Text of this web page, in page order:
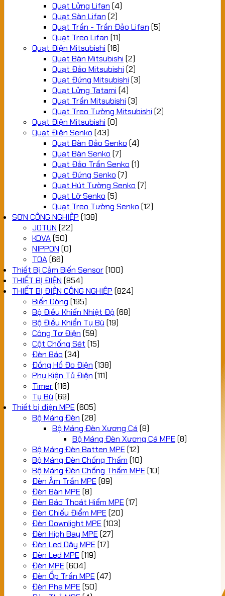
Quạt Lửng Lifan (4)
Quạt Sàn Lifan (2)
Quạt Trần - Trần Đảo Lifan (5)
Quạt Treo Lifan (11)
Quạt Điện Mitsubishi (16)
Quạt Bàn Mitsubishi (2)
Quạt Đảo Mitsubishi (2)
Quạt Đứng Mitsubishi (3)
Quạt Lửng Tatami (4)
Quạt Trần Mitsubishi (3)
Quạt Treo Tường Mitsubishi (2)
Quạt Điện Mitsubishi (0)
Quạt Điện Senko (43)
Quạt Bàn Đảo Senko (4)
Quạt Bàn Senko (7)
Quạt Đảo Trần Senko (1)
Quạt Đứng Senko (7)
Quạt Hút Tường Senko (7)
Quạt Lỡ Senko (5)
Quạt Treo Tường Senko (12)
SƠN CÔNG NGHIỆP (138)
JOTUN (22)
KOVA(50)
NIPPON (0)
TOA(66)
Thiết Bị Cảm Biến Sensor(100)
THIẾT BỊ ĐIỆN (854)
THIẾT BỊ ĐIỆN CÔNG NGHIỆP (824)
Biến Dòng (195)
Bộ Điều Khiển Nhiệt Độ (68)
Bộ Điều Khiển Tụ Bù (19)
Công Tơ Điện (59)
Cột Chống Sét (15)
Đèn Báo (34)
Đồng Hồ Đo Điện (138)
Phụ Kiện Tủ Điện (111)
Timer(116)
Tụ Bù (69)
Thiết bị điện MPE (605)
Bộ Máng Đèn (28)
Bộ Máng Đèn Xương Cá (8)
Bộ Máng Đèn Xương Cá MPE (8)
Bộ Máng Đèn Batten MPE (12)
Bộ Máng Đèn Chống Thấm (10)
Bộ Máng Đèn Chống Thấm MPE (10)
Đèn Âm Trần MPE (89)
Đèn Bàn MPE (8)
Đèn Báo Thoát Hiểm MPE (17)
Đèn Chiếu Điểm MPE (20)
Đèn Downlight MPE (103)
Đèn High Bay MPE (27)
Đèn Led Dây MPE (17)
Đèn Led MPE (119)
Đèn MPE (604)
Đèn Ốp Trần MPE (47)
Đèn Pha MPE (50)